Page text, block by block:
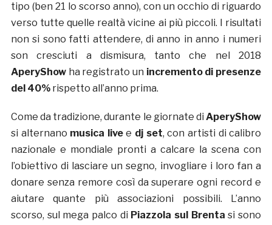
tipo (ben 21 lo scorso anno), con un occhio di riguardo
verso tutte quelle realtà vicine ai più piccoli. I risultati
non si sono fatti attendere, di anno in anno i numeri
son cresciuti a dismisura, tanto che nel 2018
AperyShowha registrato un incremento di presenze
del 40%rispetto all’anno prima.
Come da tradizione, durante le giornate diAperyShow
si alternano musica livee dj set, con artisti di calibro
nazionale e mondiale pronti a calcare la scena con
l’obiettivo di lasciare un segno, invogliare i loro fan a
donare senza remore così da superare ogni record e
aiutare quante più associazioni possibili. L’anno
scorso, sul mega palco di Piazzola sul Brenta si sono